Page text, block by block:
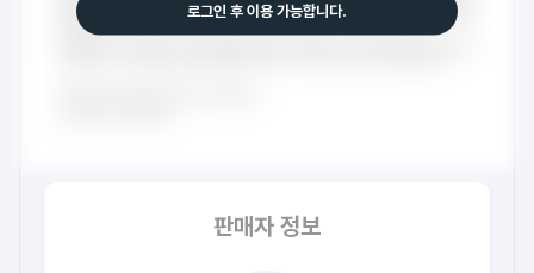
판매자 정보
로그인 후 이용 가능합니다.